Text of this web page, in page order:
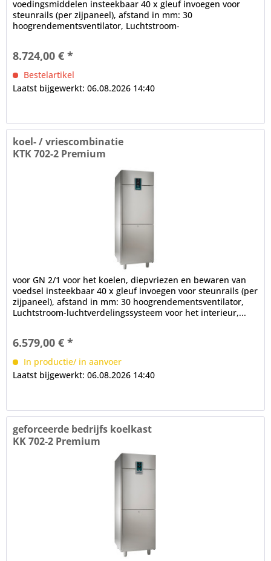
voedingsmiddelen insteekbaar 40 x gleuf invoegen voor
steunrails (per zijpaneel), afstand in mm: 30
hoogrendementsventilator, Luchtstroom-
8.724,00 € *
Bestelartikel
Laatst bijgewerkt: 06.08.2026 14:40
koel- / vriescombinatie
KTK 702-2 Premium
voor GN 2/1 voor het koelen, diepvriezen en bewaren van
voedsel insteekbaar 40 x gleuf invoegen voor steunrails (per
zijpaneel), afstand in mm: 30 hoogrendementsventilator,
Luchtstroom-luchtverdelingssysteem voor het interieur,...
6.579,00 € *
In productie/ in aanvoer
Laatst bijgewerkt: 06.08.2026 14:40
geforceerde bedrijfs koelkast
KK 702-2 Premium